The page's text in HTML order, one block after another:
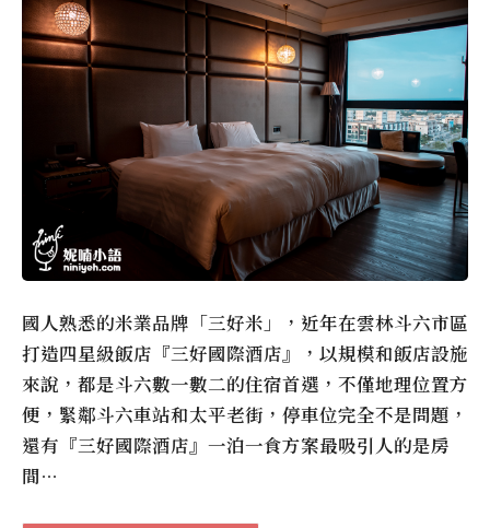
國人熟悉的米業品牌「三好米」，近年在雲林斗六市區
打造四星級飯店『三好國際酒店』，以規模和飯店設施
來說，都是斗六數一數二的住宿首選，不僅地理位置方
便，緊鄰斗六車站和太平老街，停車位完全不是問題，
還有『三好國際酒店』一泊一食方案最吸引人的是房
間…